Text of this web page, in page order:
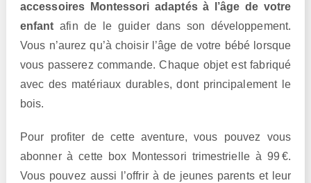
accessoires Montessori adaptés à l’âge de votre
enfant afin de le guider dans son développement.
Vous n’aurez qu’à choisir l’âge de votre bébé lorsque
vous passerez commande. Chaque objet est fabriqué
avec des matériaux durables, dont principalement le
bois.
Pour profiter de cette aventure, vous pouvez vous
abonner à cette box Montessori trimestrielle à 99 €.
Vous pouvez aussi l’offrir à de jeunes parents et leur